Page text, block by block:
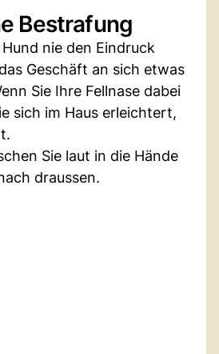
Bestrafung
nie den Eindruck
Geschäft an sich etwas
Sie Ihre Fellnase dabei
sich im Haus erleichtert,
Sie laut in die Hände
draussen.